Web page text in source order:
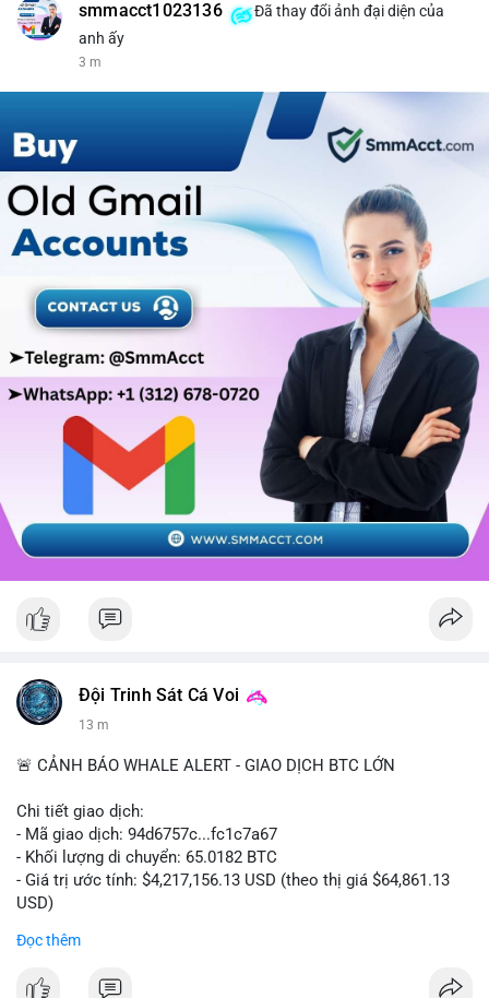
smmacct1023136
Đã thay đổi ảnh đại diện của
anh ấy
3 m
Đội Trinh Sát Cá Voi
13 m
🚨 CẢNH BÁO WHALE ALERT - GIAO DỊCH BTC LỚN
Chi tiết giao dịch:
- Mã giao dịch: 94d6757c...fc1c7a67
- Khối lượng di chuyển: 65.0182 BTC
- Giá trị ước tính: $4,217,156.13 USD (theo thị giá $64,861.13
USD)
Đọc thêm